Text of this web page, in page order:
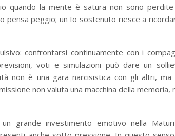
quando la mente è satura non sono
pensa peggio; un Io sostenuto riesce a
confrontarsi continuamente con i
voti e simulazioni può dare un
non è una gara narcisistica con gli altri, ma
non valuta una macchina della memoria,
grande investimento emotivo nella